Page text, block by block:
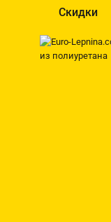
Скидки